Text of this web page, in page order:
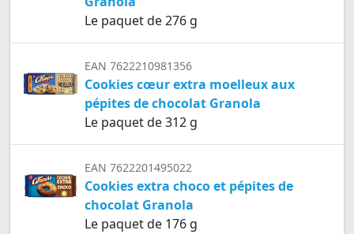
Le paquet de 276 g
EAN 7622210981356
Cookies cœur extra moelleux aux
pépites de chocolat Granola
Le paquet de 312 g
EAN 7622201495022
Cookies extra choco et pépites de
chocolat Granola
Le paquet de 176 g